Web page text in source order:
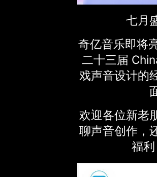
七月
奇亿音乐即将
二十三届
戏声音设计的
欢迎各位新老
聊声音创作，
福